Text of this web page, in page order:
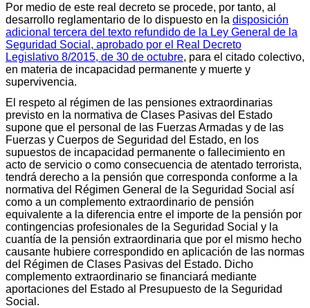
Por medio de este real decreto se procede, por tanto, al
desarrollo reglamentario de lo dispuesto en la disposición
adicional tercera del texto refundido de la Ley General de la
Seguridad Social, aprobado por el Real Decreto
Legislativo 8/2015, de 30 de octubre, para el citado colectivo,
en materia de incapacidad permanente y muerte y
supervivencia.
El respeto al régimen de las pensiones extraordinarias
previsto en la normativa de Clases Pasivas del Estado
supone que el personal de las Fuerzas Armadas y de las
Fuerzas y Cuerpos de Seguridad del Estado, en los
supuestos de incapacidad permanente o fallecimiento en
acto de servicio o como consecuencia de atentado terrorista,
tendrá derecho a la pensión que corresponda conforme a la
normativa del Régimen General de la Seguridad Social así
como a un complemento extraordinario de pensión
equivalente a la diferencia entre el importe de la pensión por
contingencias profesionales de la Seguridad Social y la
cuantía de la pensión extraordinaria que por el mismo hecho
causante hubiere correspondido en aplicación de las normas
del Régimen de Clases Pasivas del Estado. Dicho
complemento extraordinario se financiará mediante
aportaciones del Estado al Presupuesto de la Seguridad
Social.